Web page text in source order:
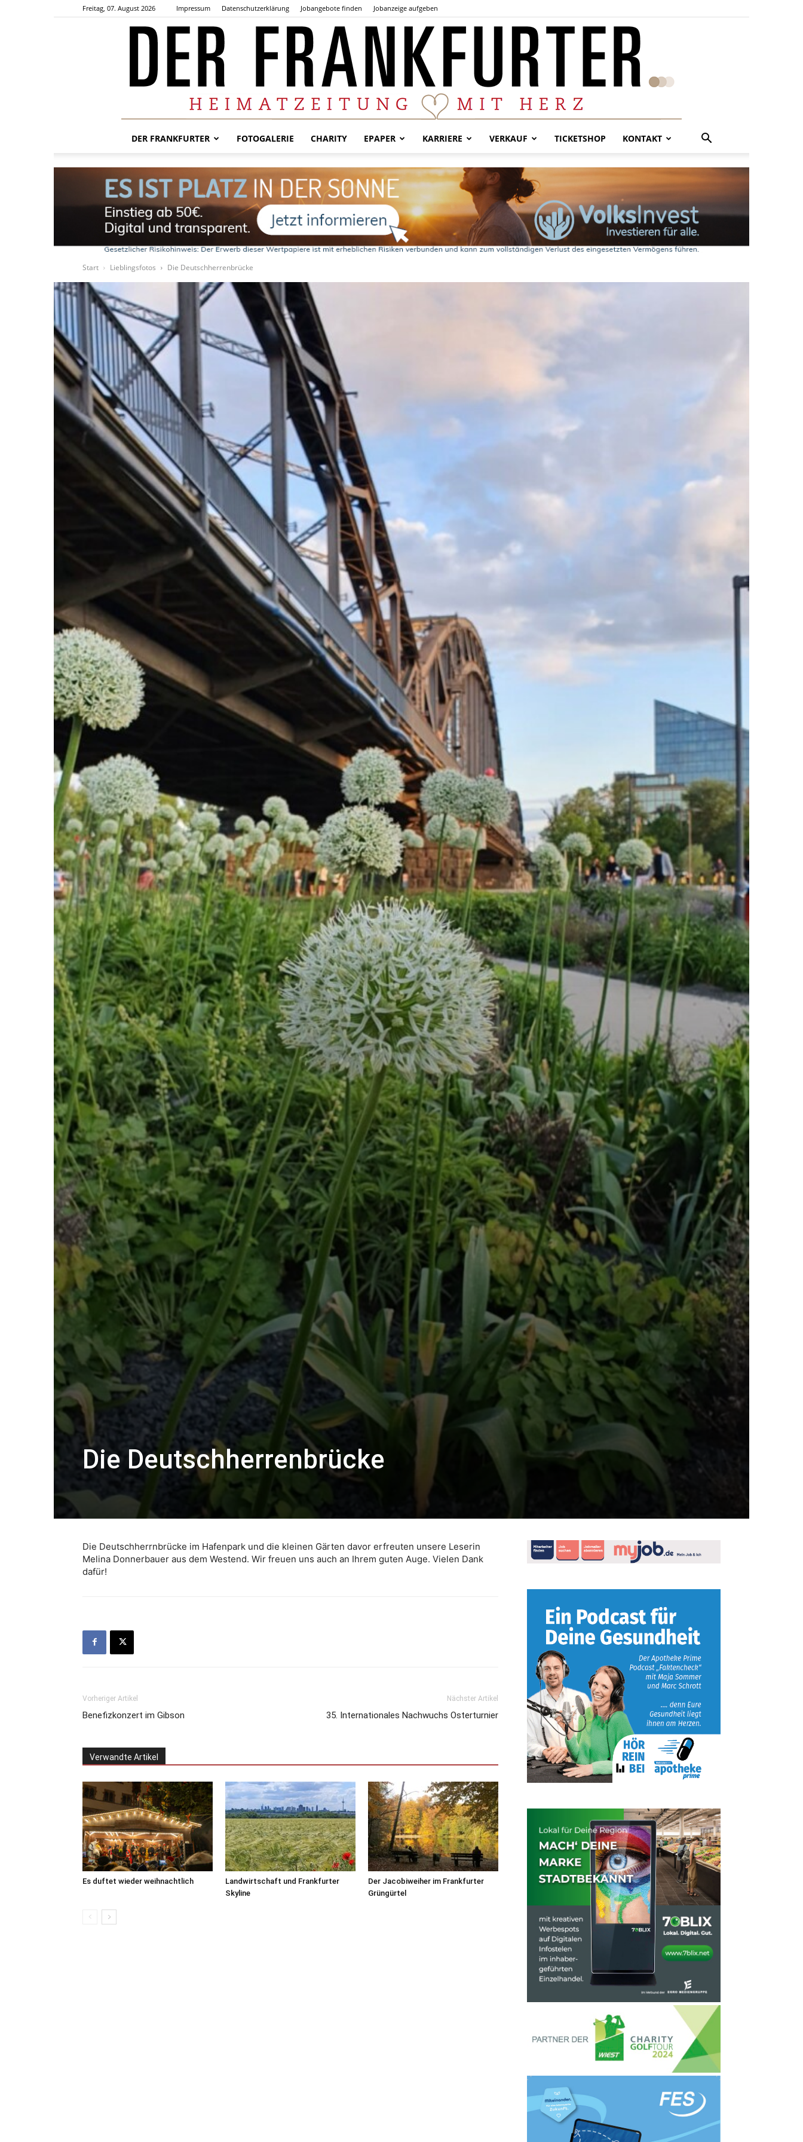
Freitag, 07. August 2026 Impressum Datenschutzerklärung Jobangebote finden Jobanzeige aufgeben
Frankfurter
DER FRANKFURTER FOTOGALERIE CHARITY EPAPER KARRIERE VERKAUF TICKETSHOP KONTAKT
Start Lieblingsfotos Die Deutschherrenbrücke
Die Deutschherrenbrücke
Die Deutschherrnbrücke im Hafenpark und die kleinen Gärten davor erfreuten unsere Leserin
Melina Donnerbauer aus dem Westend. Wir freuen uns auch an Ihrem guten Auge. Vielen Dank
dafür!
Vorheriger Artikel
Benefizkonzert im Gibson
Nächster Artikel
35. Internationales Nachwuchs Osterturnier
Verwandte Artikel
Es duftet wieder weihnachtlich
Landwirtschaft und Frankfurter
Skyline
Der Jacobiweiher im Frankfurter
Grüngürtel